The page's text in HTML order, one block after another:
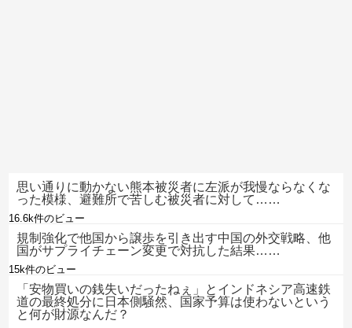
思い通りに動かない熊本被災者に左派が我慢ならなくな
った模様、避難所で苦しむ被災者に対して……
16.6k件のビュー
規制強化で他国から譲歩を引き出す中国の外交戦略、他
国がサプライチェーン変更で対抗した結果……
15k件のビュー
「安物買いの銭失いだったねぇ」とインドネシア高速鉄
道の最終処分に日本側騒然、国家予算は使わないという
と何が財源なんだ？